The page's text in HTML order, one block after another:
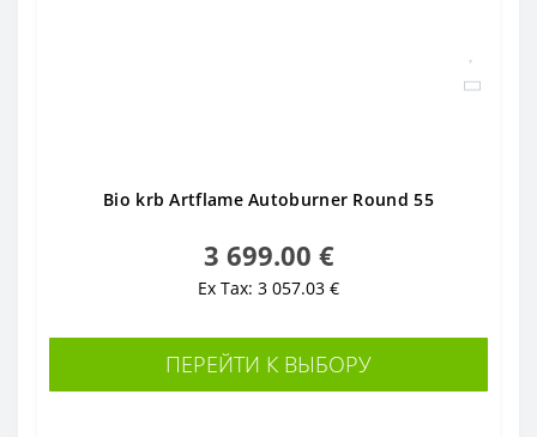
Bio krb Artflame Autoburner Round 55
3 699.00 €
Ex Tax: 3 057.03 €
ПЕРЕЙТИ К ВЫБОРУ